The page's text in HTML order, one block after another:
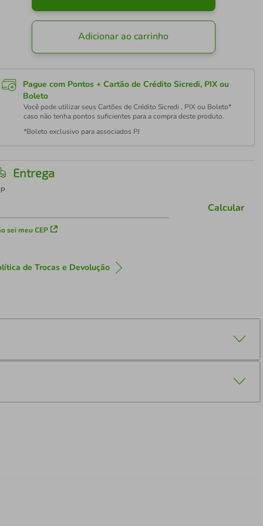
Adicionar ao carrinho
Pague com Pontos + Cartão de Crédito Sicredi, PIX ou
Boleto
Você pode utilizar seus Cartões de Crédito Sicredi , PIX ou Boleto*
caso não tenha pontos suficientes para a compra deste produto.
*Boleto exclusivo para associados PJ
Entrega
sei meu CEP
Calcular
de Trocas e Devolução